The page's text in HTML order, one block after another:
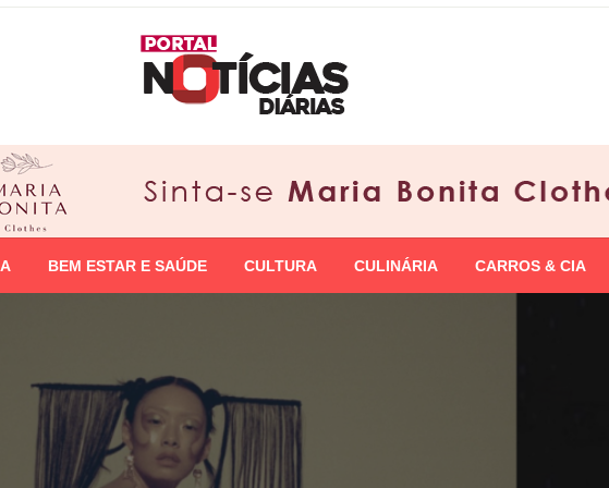
BEM ESTAR E SAÚDE CULTURA CULINÁRIA CARROS & CIA